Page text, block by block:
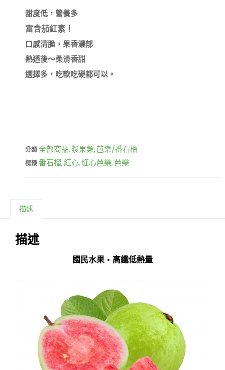
口感清脆，果香濃郁
熟透後～柔滑香甜
分類全部商品,漿果類, 芭樂/番石榴
標籤 番石榴,紅心,紅心芭樂, 芭樂
描述
描述
國民水果 • 高纖低熱量